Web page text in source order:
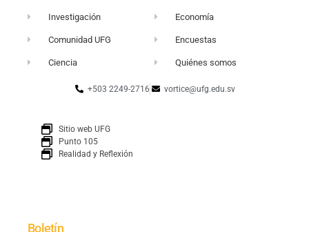
Investigación
Comunidad UFG
Ciencia
Economía
Encuestas
Quiénes somos
+503 2249-2716 vortice@ufg.edu.sv
Sitio web UFG
Punto 105
Realidad y Reflexión
Boletín